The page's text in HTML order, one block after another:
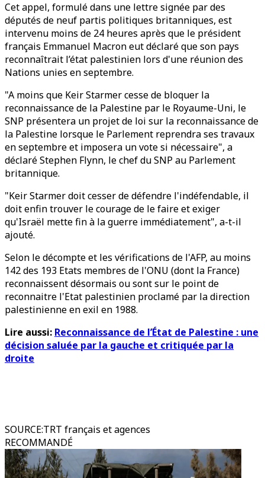
Cet appel, formulé dans une lettre signée par des
députés de neuf partis politiques britanniques, est
intervenu moins de 24 heures après que le président
français Emmanuel Macron eut déclaré que son pays
reconnaîtrait l’état palestinien lors d'une réunion des
Nations unies en septembre.
"A moins que Keir Starmer cesse de bloquer la
reconnaissance de la Palestine par le Royaume-Uni, le
SNP présentera un projet de loi sur la reconnaissance de
la Palestine lorsque le Parlement reprendra ses travaux
en septembre et imposera un vote si nécessaire", a
déclaré Stephen Flynn, le chef du SNP au Parlement
britannique.
"Keir Starmer doit cesser de défendre l'indéfendable, il
doit enfin trouver le courage de le faire et exiger
qu'Israël mette fin à la guerre immédiatement", a-t-il
ajouté.
Selon le décompte et les vérifications de l'AFP, au moins
142 des 193 Etats membres de l'ONU (dont la France)
reconnaissent désormais ou sont sur le point de
reconnaitre l'Etat palestinien proclamé par la direction
palestinienne en exil en 1988.
Lire aussi: Reconnaissance de l’État de Palestine : une
décision saluée par la gauche et critiquée par la
droite
SOURCE:TRT français et agences
RECOMMANDÉ